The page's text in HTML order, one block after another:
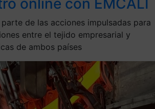
de las acciones impulsadas para
entre el tejido empresarial y
de ambos países